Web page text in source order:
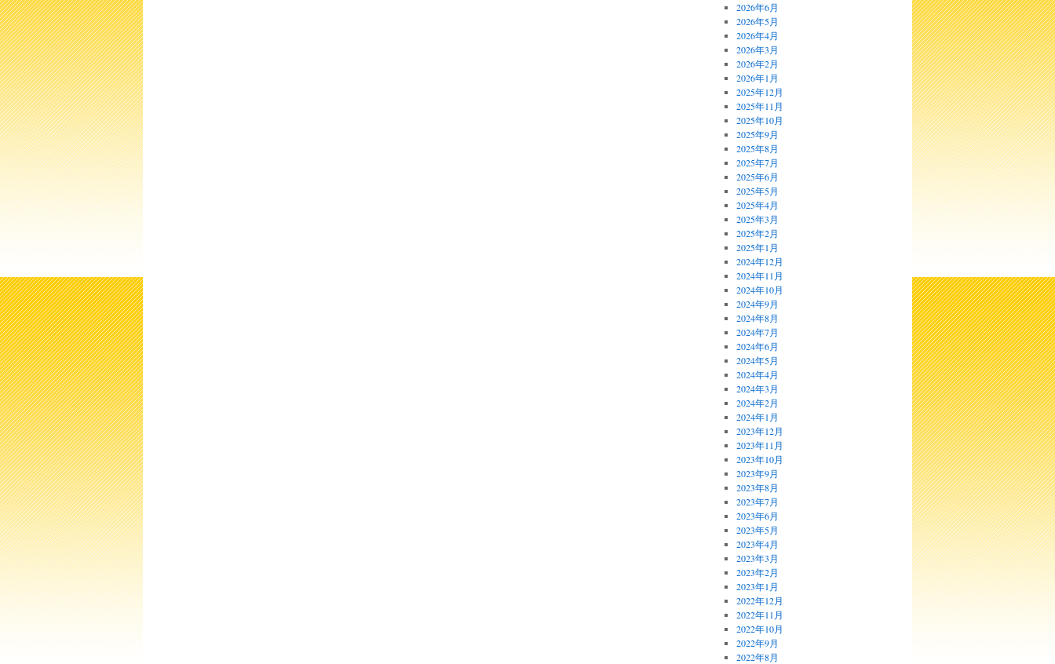
2026年6月
2026年5月
2026年4月
2026年3月
2026年2月
2026年1月
2025年12月
2025年11月
2025年10月
2025年9月
2025年8月
2025年7月
2025年6月
2025年5月
2025年4月
2025年3月
2025年2月
2025年1月
2024年12月
2024年11月
2024年10月
2024年9月
2024年8月
2024年7月
2024年6月
2024年5月
2024年4月
2024年3月
2024年2月
2024年1月
2023年12月
2023年11月
2023年10月
2023年9月
2023年8月
2023年7月
2023年6月
2023年5月
2023年4月
2023年3月
2023年2月
2023年1月
2022年12月
2022年11月
2022年10月
2022年9月
2022年8月